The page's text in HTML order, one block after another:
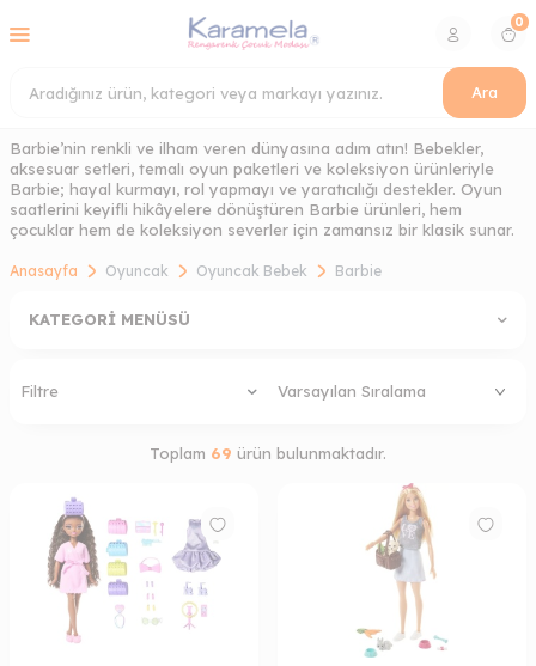
Ara
0
Barbie’nin renkli ve ilham veren dünyasına adım atın! Bebekler,
aksesuar setleri, temalı oyun paketleri ve koleksiyon ürünleriyle
Barbie; hayal kurmayı, rol yapmayı ve yaratıcılığı destekler. Oyun
saatlerini keyifli hikâyelere dönüştüren Barbie ürünleri, hem
çocuklar hem de koleksiyon severler için zamansız bir klasik sunar.
Anasayfa Oyuncak Oyuncak Bebek Barbie
KATEGORI MENÜSÜ
Filtre
Toplam 69 ürün bulunmaktadır.